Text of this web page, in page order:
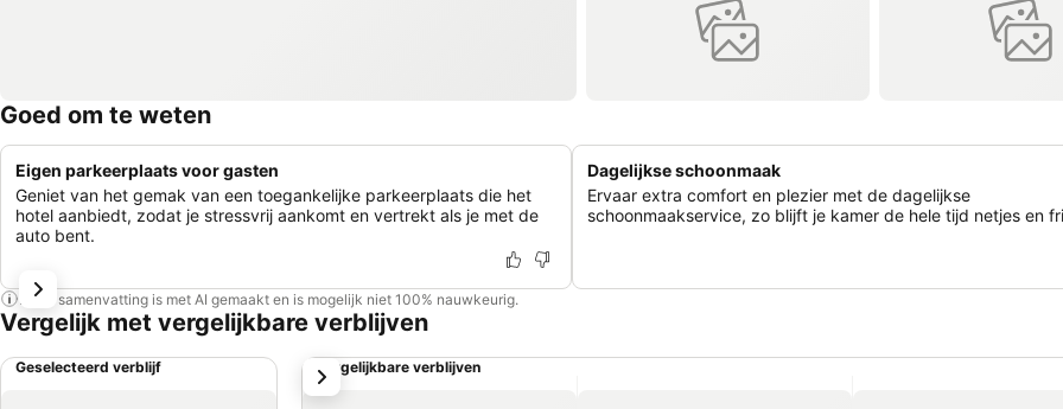
Goed om te weten
Eigen parkeerplaats voor gasten
Geniet van het gemak van een toegankelijke parkeerplaats die het
hotel aanbiedt, zodat je stressvrij aankomt en vertrekt als je met de
auto bent.
Dagelijkse schoonmaak
Ervaar extra comfort en plezier met de dagelijkse
schoonmaakservice, zo blijft je kamer de hele tijd netjes en
Deze samenvatting is met AI gemaakt en is mogelijk niet 100% nauwkeurig.
Vergelijk met vergelijkbare verblijven
Geselecteerd verblijf Vergelijkbare verblijven
volgende